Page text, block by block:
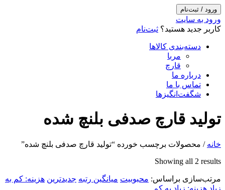
ورود / ثبت‌نام
ورود به سایت
کاربر جدید هستید؟ ثبت‌نام
دسته‌بندی کالاها
مربا
قارچ
درباره ما
تماس با ما
شگفت‌انگیزها
تولید قارچ صدفی بلنچ شده
خانه / محصولات برچسب خورده “تولید قارچ صدفی بلنچ شده”
Showing all 2 results
latestمرتب‌سازی براساس: محبوبیت میانگین رتبه جدیدترین هزینه: کم به
زیاد هزینه: زیاد به کم